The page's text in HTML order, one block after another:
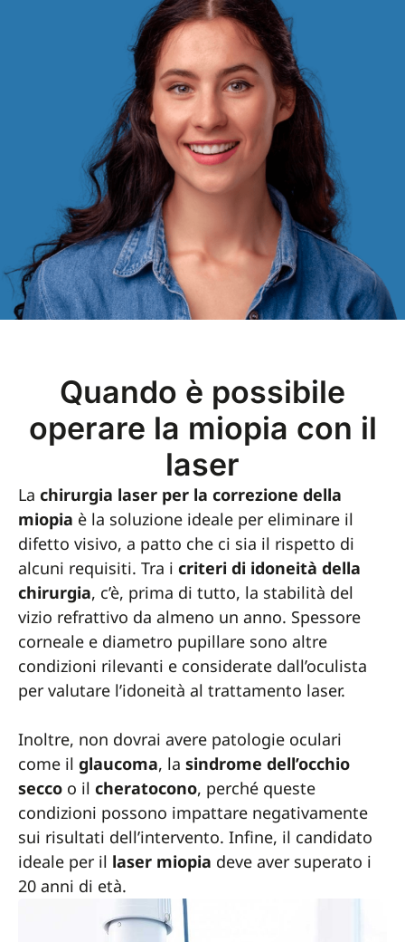
Quando è possibile
operare la miopia con il
laser
La chirurgia laser per la correzione della
miopia è la soluzione ideale per eliminare il
difetto visivo, a patto che ci sia il rispetto di
alcuni requisiti. Tra i criteri di idoneità della
chirurgia, c’è, prima di tutto, la stabilità del
vizio refrattivo da almeno un anno. Spessore
corneale e diametro pupillare sono altre
condizioni rilevanti e considerate dall’oculista
per valutare l’idoneità al trattamento laser.
Inoltre, non dovrai avere patologie oculari
come il glaucoma, la sindrome dell’occhio
secco o il cheratocono, perché queste
condizioni possono impattare negativamente
sui risultati dell’intervento. Infine, il candidato
ideale per il laser miopia deve aver superato i
20 anni di età.